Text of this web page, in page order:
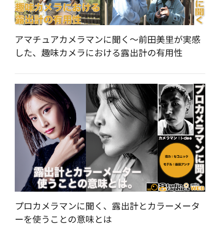
アマチュアカメラマンに聞く～前田美里が実感
した、趣味カメラにおける露出計の有用性
プロカメラマンに聞く、露出計とカラーメータ
ーを使うことの意味とは